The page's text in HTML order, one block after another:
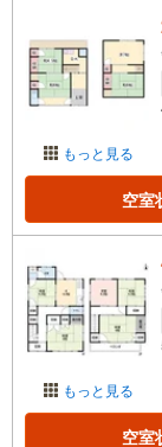
もっと見る
空室
もっと見る
空室